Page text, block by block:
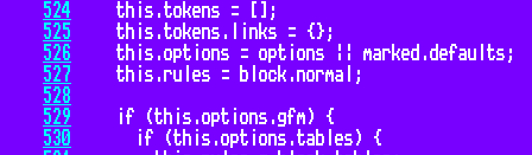
524
525
526
527
528
529
530